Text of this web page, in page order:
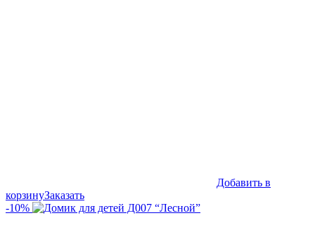
Добавить в
корзинуЗаказать
-10%